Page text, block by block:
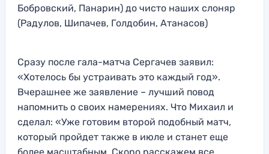
Бобровский, Панарин) до чисто наших слоняр
(Радулов, Шипачев, Голдобин, Атанасов)
Сразу после гала-матча Сергачев заявил:
«Хотелось бы устраивать это каждый год».
Вчерашнее же заявление – лучший повод
напомнить о своих намерениях. Что Михаил и
сделал: «Уже готовим второй подобный матч,
который пройдет также в июле и станет еще